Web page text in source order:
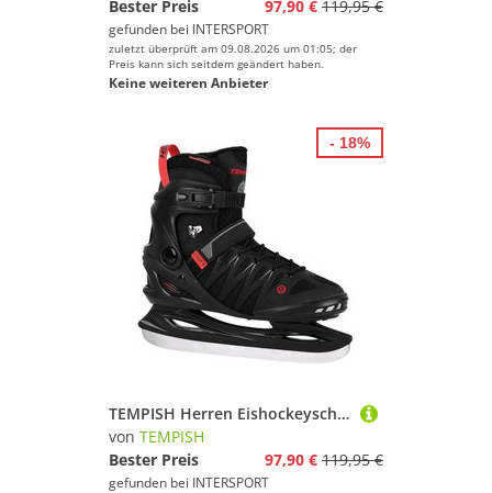
Bester Preis
97,90 € 119,95 €
gefunden bei INTERSPORT
zuletzt überprüft am 09.08.2026 um 01:05; der
Preis kann sich seitdem geändert haben.
Keine weiteren Anbieter
TEMPISH Herren Eishockeyschuhe Eishockeyschlittschuh CROX.X - Herren
von TEMPISH
Bester Preis
97,90 € 119,95 €
gefunden bei INTERSPORT
- 18%